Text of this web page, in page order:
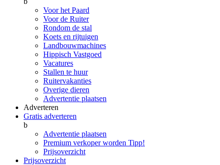
Voor het Paard
Voor de Ruiter
Rondom de stal
Koets en rijtuigen
Landbouwmachines
Hippisch Vastgoed
Vacatures
Stallen te huur
Ruitervakanties
Overige dieren
Advertentie plaatsen
Adverteren
Gratis adverteren
b
Advertentie plaatsen
Premium verkoper worden Tipp!
Prijsoverzicht
Prijsoverzicht